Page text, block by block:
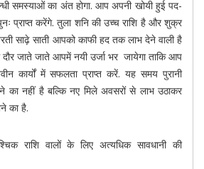
समस्याओं का अंत होगा. आप अपनी खोयी हुई पद-
प्राप्त करेंगे. तुला शनि की उच्च राशि है और शुक्र
साढ़े साती आपको काफी हद तक लाभ देने वाली है
जाते जाते आपमें नयी उर्जा भर जायेगा ताकि आप
कार्यों में सफलता प्राप्त करें. यह समय पुरानी
नहीं है बल्कि नए मिले अवसरों से लाभ उठाकर
का है.
राशि वालों के लिए अत्यधिक सावधानी की